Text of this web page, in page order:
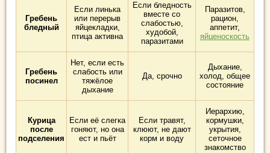
Гребень
бледный
Если линька
или перерыв
яйцекладки,
птица активна
Если бледность
вместе со
слабостью,
худобой,
паразитами
Паразитов,
рацион,
аппетит,
яйценоскость
Гребень
посинел
Нет, если есть
слабость или
тяжёлое
дыхание
Да, срочно
Дыхание,
холод, общее
состояние
Курица
после
подселения
Если её слегка
гоняют, но она
ест и пьёт
Если травят,
клюют, не дают
корм и воду
Иерархию,
кормушки,
укрытия,
сеточное
знакомство